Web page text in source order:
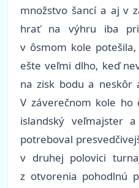
množstvo šancí a aj v
hrať na výhru iba
v ôsmom kole
ešte veľmi dlho, keď
na zisk bodu a neskôr
V záverečnom kole ho
islandský veľmajster
potreboval
v druhej polovici
z otvorenia pohodlnú